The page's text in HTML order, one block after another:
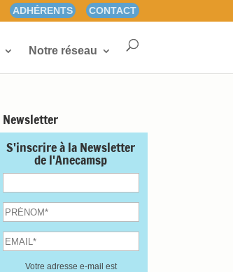
ADHÉRENTS CONTACT
Notre réseau
Newsletter
S'inscrire à la Newsletter
de l'Anecamsp
Votre adresse e-mail est